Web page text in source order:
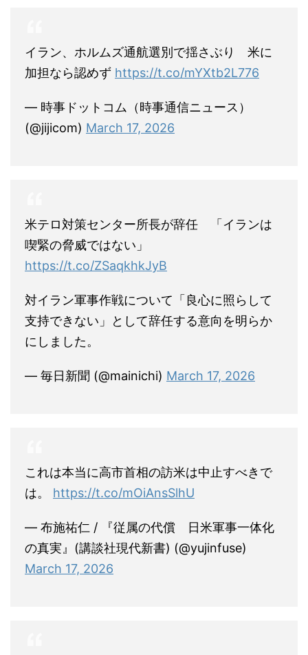
イラン、ホルムズ通航選別で揺さぶり 米に
加担なら認めず https://t.co/mYXtb2L776
— 時事ドットコム（時事通信ニュース）
(@jijicom) March 17, 2026
米テロ対策センター所長が辞任 「イランは
喫緊の脅威ではない」
https://t.co/ZSaqkhkJyB
対イラン軍事作戦について「良心に照らして
支持できない」として辞任する意向を明らか
にしました。
— 毎日新聞 (@mainichi) March 17, 2026
これは本当に高市首相の訪米は中止すべきで
は。 https://t.co/mOiAnsSlhU
— 布施祐仁 / 『従属の代償 日米軍事一体化
の真実』(講談社現代新書) (@yujinfuse)
March 17, 2026